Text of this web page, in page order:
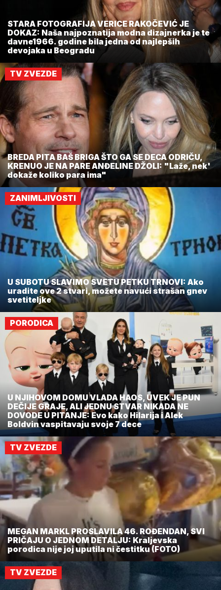
STARA FOTOGRAFIJA VERICE RAKOČEVIĆ JE
DOKAZ: Naša najpoznatija modna dizajnerka je te
davne1966. godine bila jedna od najlepših
devojaka u Beogradu
TV ZVEZDE
BREDA PITA BAŠ BRIGA ŠTO GA SE DECA ODRIČU,
KRENUO JE NA PARE ANĐELINE DŽOLI: "Laže, nek'
dokaže koliko para ima"
ZANIMLJIVOSTI
U SUBOTU SLAVIMO SVETU PETKU TRNOVI: Ako
uradite ove 2 stvari, možete navući strašan gnev
svetiteljke
PORODICA
U NJIHOVOM DOMU VLADA HAOS, UVEK JE PUN
DEČIJE GRAJE, ALI JEDNU STVAR NIKADA NE
DOVODE U PITANJE: Evo kako Hilarija i Alek
Boldvin vaspitavaju svoje 7 dece
TV ZVEZDE
MEGAN MARKL PROSLAVILA 46. ROĐENDAN, SVI
PRIČAJU O JEDNOM DETALJU: Kraljevska
porodica nije joj uputila ni čestitku (FOTO)
TV ZVEZDE